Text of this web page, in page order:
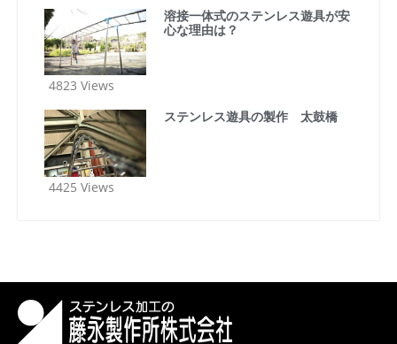
溶接一体式のステンレス遊具が安
心な理由は？
4823 Views
ステンレス遊具の製作 太鼓橋
4425 Views